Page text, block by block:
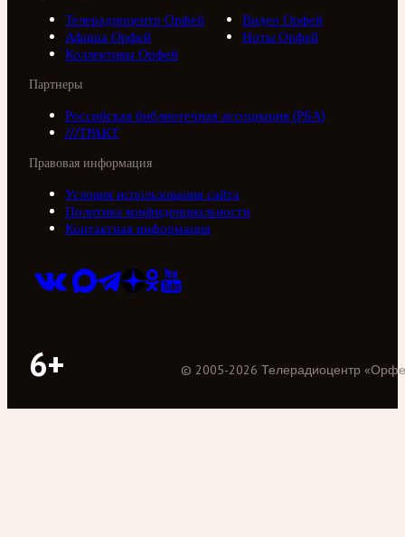
Телерадиоцентр Орфей
Видео Орфей
Афиша Орфей
Ноты Орфей
Коллективы Орфей
Партнеры
Российская библиотечная ассоциация (РБА)
///ТРАКТ
Правовая информация
Условия использования сайта
Политика конфиденциальности
Контактная информация
6+ © 2005-2026 Телерадиоцентр